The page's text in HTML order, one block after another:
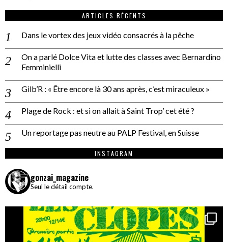
ARTICLES RÉCENTS
Dans le vortex des jeux vidéo consacrés à la pêche
On a parlé Dolce Vita et lutte des classes avec Bernardino
Femminielli
Gilb’R : « Être encore là 30 ans après, c’est miraculeux »
Plage de Rock : et si on allait à Saint Trop’ cet été ?
Un reportage pas neutre au PALP Festival, en Suisse
INSTAGRAM
gonzai_magazine
Seul le détail compte.